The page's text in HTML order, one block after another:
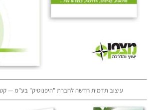
עיצוב תדמית חדשה לחברת "היפנוטיק" בע"מ —